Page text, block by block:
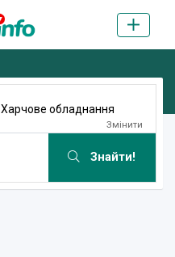
Харчове обладнання
Змінити
Знайти!